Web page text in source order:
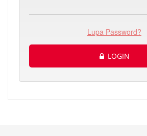
Lupa Password?
LOGIN